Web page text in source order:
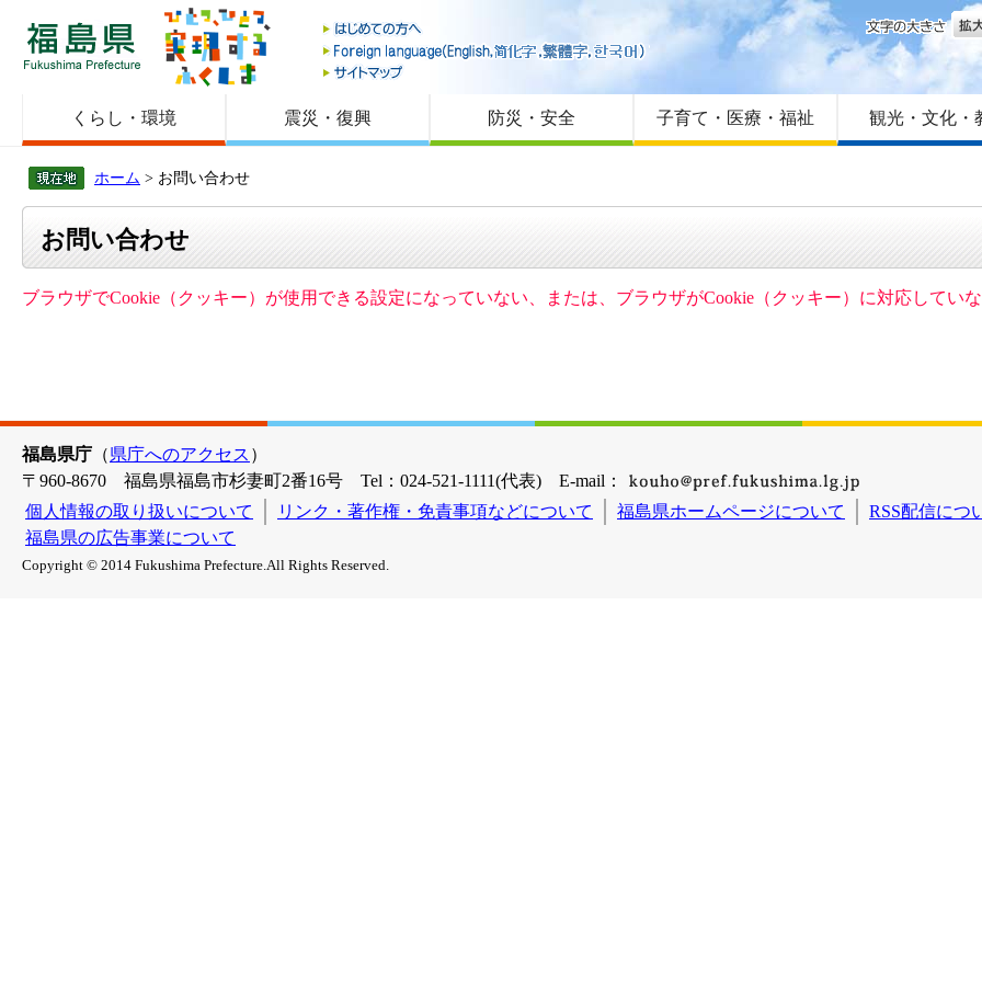
福島県
はじめての方へ
Foreign language
サイトマップ
文字
くらし・環境 震災・復興 防災・安全 子育て・医療・福祉 観光・文化・
ホーム > お問い合わせ
お問い合わせ
ブラウザでCookie（クッキー）が使用できる設定になっていない、または、ブラウザがCookie（クッキー）に対応してい
福島県庁 （県庁へのアクセス ）
〒960-8670 福島県福島市杉妻町2番16号 Tel：024-521-1111(代表) E-mail：
個人情報の取り扱いについて
リンク・著作権・免責事項などについて 福島県ホームページについて
RSS配信につ
福島県の広告事業について
Copyright © 2014 Fukushima Prefecture.All Rights Reserved.